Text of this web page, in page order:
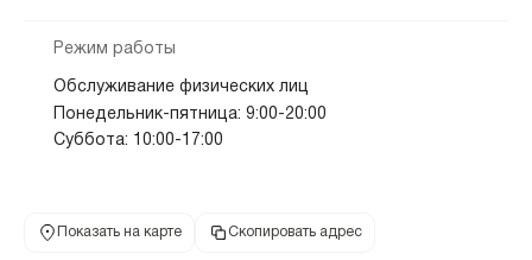
Режим работы
Обслуживание физических лиц
Понедельник-пятница: 9:00-20:00
Суббота: 10:00-17:00
Показать на карте Скопировать адрес